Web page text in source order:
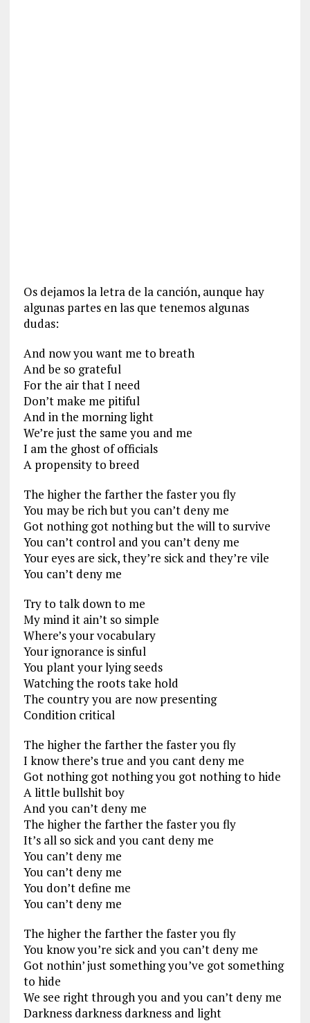
Os dejamos la letra de la canción, aunque hay
algunas partes en las que tenemos algunas
dudas:
And now you want me to breath
And be so grateful
For the air that I need
Don’t make me pitiful
And in the morning light
We’re just the same you and me
I am the ghost of officials
A propensity to breed
The higher the farther the faster you fly
You may be rich but you can’t deny me
Got nothing got nothing but the will to survive
You can’t control and you can’t deny me
Your eyes are sick, they’re sick and they’re vile
You can’t deny me
Try to talk down to me
My mind it ain’t so simple
Where’s your vocabulary
Your ignorance is sinful
You plant your lying seeds
Watching the roots take hold
The country you are now presenting
Condition critical
The higher the farther the faster you fly
I know there’s true and you cant deny me
Got nothing got nothing you got nothing to hide
A little bullshit boy
And you can’t deny me
The higher the farther the faster you fly
It’s all so sick and you cant deny me
You can’t deny me
You can’t deny me
You don’t define me
You can’t deny me
The higher the farther the faster you fly
You know you’re sick and you can’t deny me
Got nothin’ just something you’ve got something
to hide
We see right through you and you can’t deny me
Darkness darkness darkness and light